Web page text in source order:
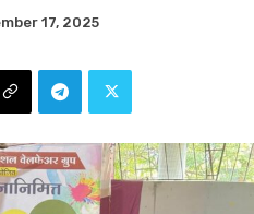
17, 2025